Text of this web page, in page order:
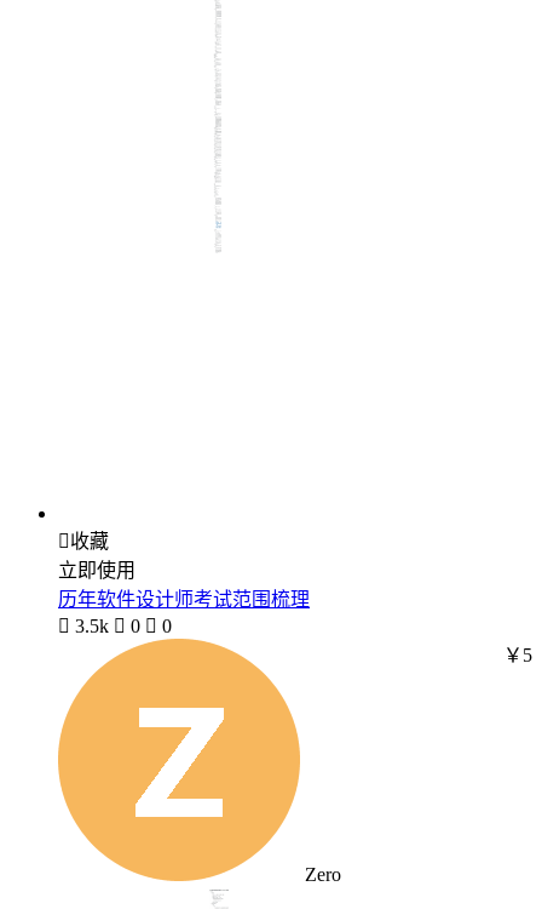
收藏
立即使用
历年软件设计师考试范围梳理
 3.5k  0  0
Zero
￥5